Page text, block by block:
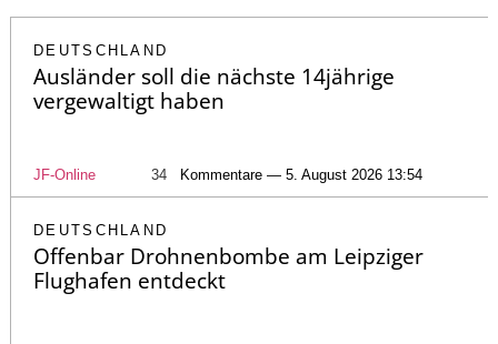
DEUTSCHLAND
Ausländer soll die nächste 14jährige
vergewaltigt haben
JF-Online 34 Kommentare — 5. August 2026 13:54
DEUTSCHLAND
Offenbar Drohnenbombe am Leipziger
Flughafen entdeckt